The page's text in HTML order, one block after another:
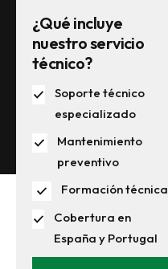
¿Qué incluye
nuestro servicio
técnico?
Soporte técnico
especializado
Mantenimiento
preventivo
Formación técnica
Cobertura en
España y Portugal